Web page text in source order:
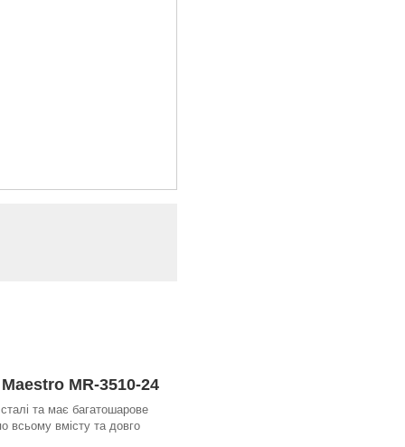
Maestro MR-3510-24
та має багатошарове
всьому вмісту та довго